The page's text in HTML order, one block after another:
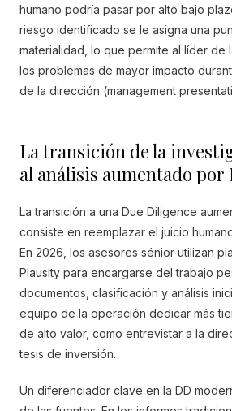
humano podría pasar por alto bajo
riesgo identificado se le asigna una
materialidad, lo que permite al líder de
los problemas de mayor impacto
de la dirección (management
La transición de la
al análisis aumentado por
La transición a una Due Diligence
consiste en reemplazar el juicio
En 2026, los asesores sénior utilizan
Plausity para encargarse del trabajo
documentos, clasificación y análisis
equipo de la operación dedicar más
de alto valor, como entrevistar a la
tesis de inversión.
Un diferenciador clave en la DD